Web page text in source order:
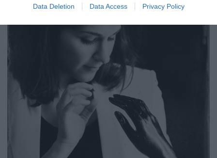
Data Deletion Data Access Privacy Policy